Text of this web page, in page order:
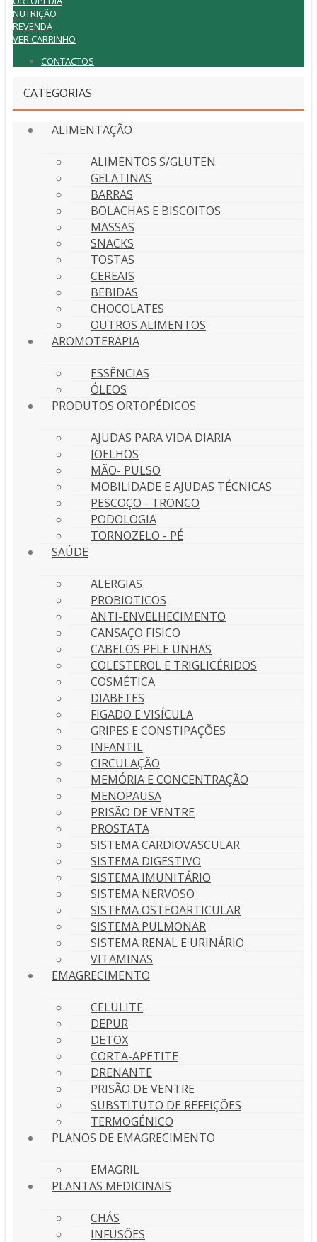
NUTRIÇÃO
REVENDA
VER CARRINHO
CONTACTOS
CATEGORIAS
ALIMENTAÇÃO
ALIMENTOS S/GLUTEN
GELATINAS
BARRAS
BOLACHAS E BISCOITOS
MASSAS
SNACKS
TOSTAS
CEREAIS
BEBIDAS
CHOCOLATES
OUTROS ALIMENTOS
AROMOTERAPIA
ESSÊNCIAS
ÓLEOS
PRODUTOS ORTOPÉDICOS
AJUDAS PARA VIDA DIARIA
JOELHOS
MÃO- PULSO
MOBILIDADE E AJUDAS TÉCNICAS
PESCOÇO - TRONCO
PODOLOGIA
TORNOZELO - PÉ
SAÚDE
ALERGIAS
PROBIOTICOS
ANTI-ENVELHECIMENTO
CANSAÇO FISICO
CABELOS PELE UNHAS
COLESTEROL E TRIGLICÉRIDOS
COSMÉTICA
DIABETES
FIGADO E VISÍCULA
GRIPES E CONSTIPAÇÕES
INFANTIL
CIRCULAÇÃO
MEMÓRIA E CONCENTRAÇÃO
MENOPAUSA
PRISÃO DE VENTRE
PROSTATA
SISTEMA CARDIOVASCULAR
SISTEMA DIGESTIVO
SISTEMA IMUNITÁRIO
SISTEMA NERVOSO
SISTEMA OSTEOARTICULAR
SISTEMA PULMONAR
SISTEMA RENAL E URINÁRIO
VITAMINAS
EMAGRECIMENTO
CELULITE
DEPUR
DETOX
CORTA-APETITE
DRENANTE
PRISÃO DE VENTRE
SUBSTITUTO DE REFEIÇÕES
TERMOGÉNICO
PLANOS DE EMAGRECIMENTO
EMAGRIL
PLANTAS MEDICINAIS
CHÁS
INFUSÕES